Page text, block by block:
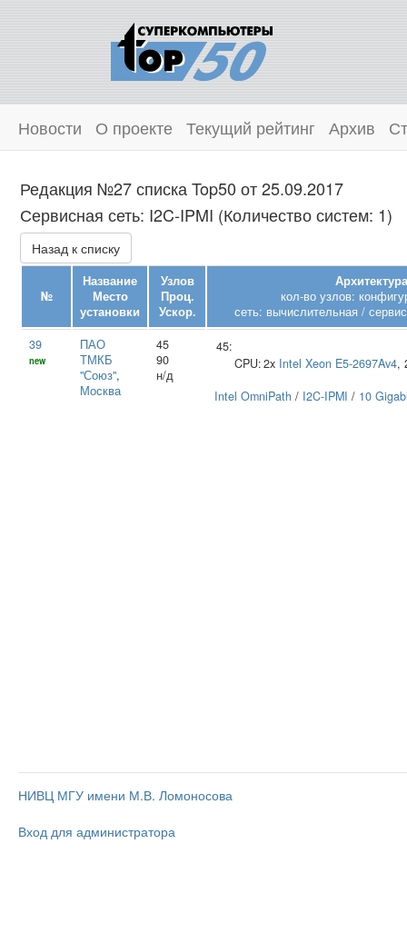
Новости О проекте Текущий рейтинг Архив
Редакция №27 списка Top50 от 25.09.2017
Сервисная сеть: I2C-IPMI (Количество систем: 1)
Назад к списку
№
Название
Место
установки
Узлов
Проц.
Ускор.
кол-во узлов:
сеть: вычислительная /
39
new
ПАО
ТМКБ
"Союз",
Москва
45
90
н/д
45:
CPU:2x Intel Xeon E5-2697Av4,
Intel OmniPath / I2C-IPMI / 10
НИВЦ МГУ имени М.В. Ломоносова
Вход для администратора